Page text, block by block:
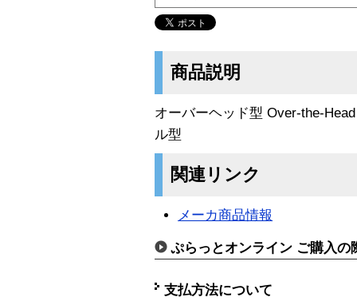
商品説明
オーバーヘッド型 Over-the-
ル型
関連リンク
メーカ商品情報
ぷらっとオンライン ご購入の
支払方法について